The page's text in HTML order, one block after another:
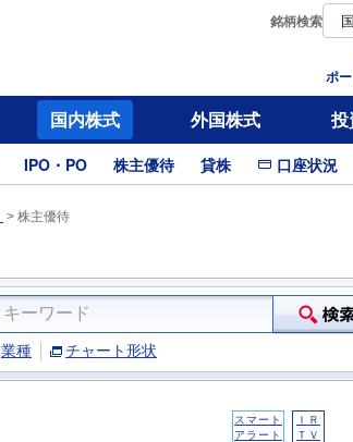
銘柄検索
ポ
国内株式 外国株式 投
IPO・PO 株主優待 貸株 口座状況
> 株主優待
業種 チャート形状
スマート
アラート
ＩＲ
ＴＶ